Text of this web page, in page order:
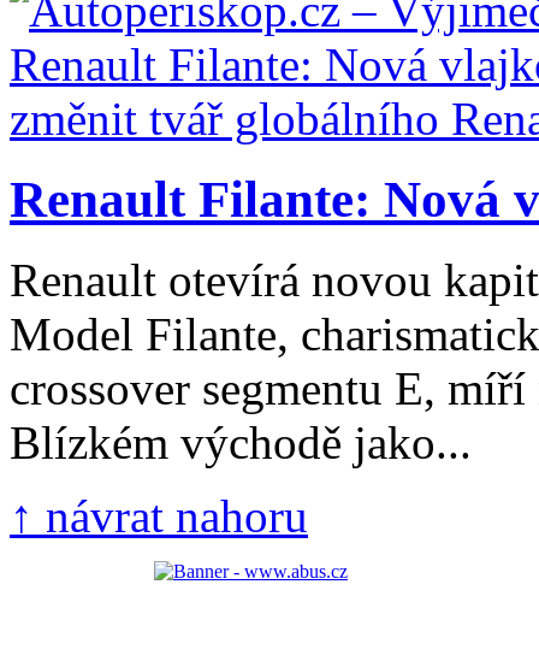
Renault Filante: Nová
Renault otevírá novou
Model Filante,
crossover segmentu E,
Blízkém východě jako...
↑ návrat nahoru